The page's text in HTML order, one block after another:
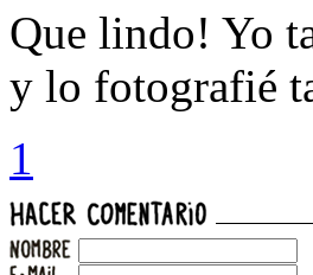
Que lindo! Yo
y lo fotografié
1